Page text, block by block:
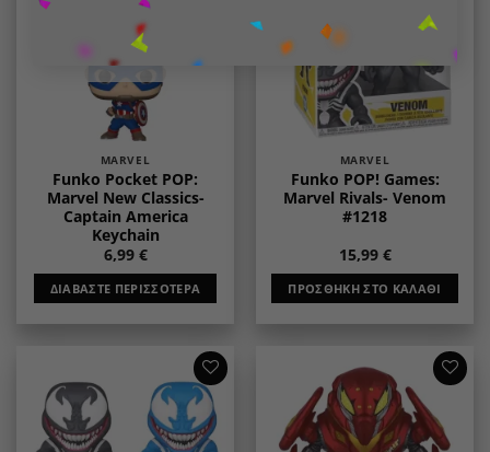
ΕΞΑΝΤΛΗΜΈΝΟ
MARVEL
Funko Pocket POP:
Marvel New Classics-
Captain America
Keychain
6,99 €
ΔΙΑΒΆΣΤΕ ΠΕΡΙΣΣΌΤΕΡΑ
MARVEL
Funko POP! Games:
Marvel Rivals- Venom
#1218
15,99 €
ΠΡΟΣΘΉΚΗ ΣΤΟ ΚΑΛΆΘΙ
Add to
wishlist
Add to
wishlist